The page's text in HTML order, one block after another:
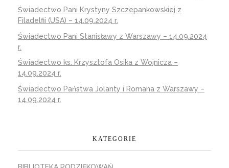
Świadectwo Pani Krystyny Szczepankowskiej z
Filadelfii (USA) – 14.09.2024 r.
Świadectwo Pani Stanisławy z Warszawy – 14.09.2024
r.
Świadectwo ks. Krzysztofa Osika z Wojnicza –
14.09.2024 r.
Świadectwo Państwa Jolanty i Romana z Warszawy –
14.09.2024 r.
KATEGORIE